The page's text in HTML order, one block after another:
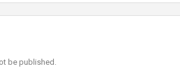
be published.